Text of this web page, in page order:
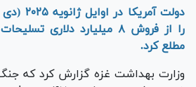
را از فروش ۸ میلیارد
مطلع کرد.
وزارت بهداشت غزه گزارش کرد که